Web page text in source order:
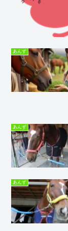
あんず
あんず
あんず